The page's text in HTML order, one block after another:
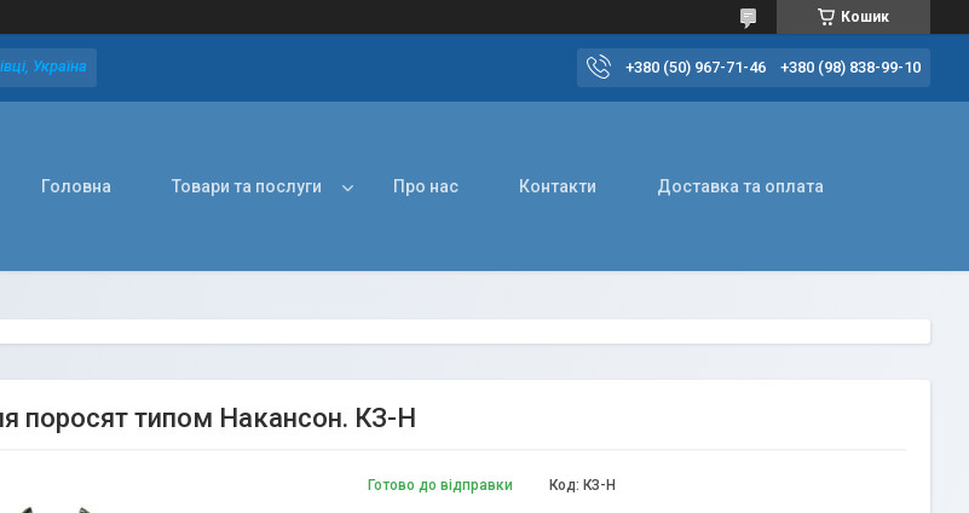
Кошик
Україна +380 (50) 967-71-46 +380 (98) 838-99-10
Головна Товари та послуги Про нас Контакти Доставка та оплата
поросят типом Накансон. КЗ-Н
Готово до відправки Код: КЗ-Н